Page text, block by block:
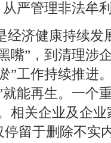
严管理非法牟
经济健康持续发
嘴”，到清理涉
”工作持续推进
能再生。一个
相关企业及企
留于删除不实